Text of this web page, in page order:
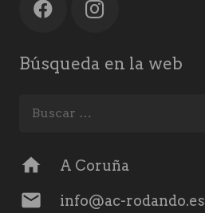
Búsqueda en la web
home A Coruña
mail info@ac-rodando.es